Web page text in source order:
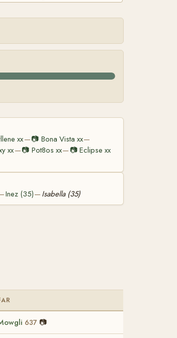
xx—📷 Bona Vista xx—
xx—📷 Pot8os xx— 📷Eclipse xx
Inez (35)— Isabella (35)
637 📷